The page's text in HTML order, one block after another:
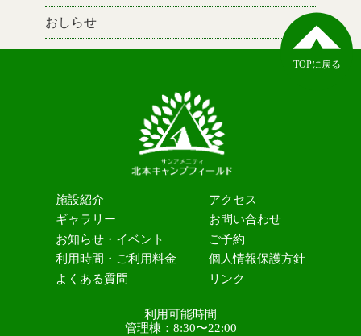
おしらせ
TOPに戻る
施設紹介
ギャラリー
お知らせ・イベント
利用時間・ご利用料金
よくある質問
アクセス
お問い合わせ
ご予約
個人情報保護方針
リンク
利用可能時間
管理棟：8:30〜22:00